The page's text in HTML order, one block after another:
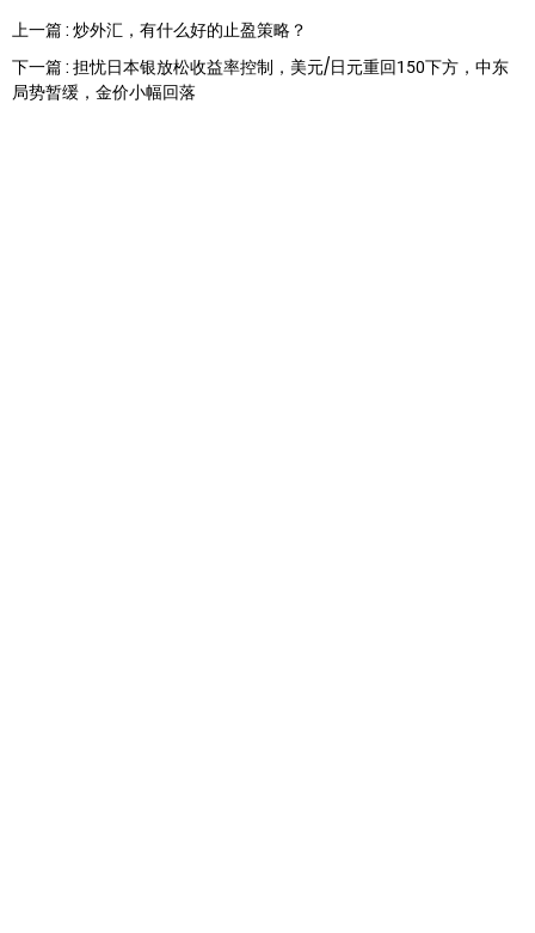
上一篇 : 炒外汇，有什么好的止盈策略？
下一篇 : 担忧日本银放松收益率控制，美元/日元重回150下方，中东
局势暂缓，金价小幅回落